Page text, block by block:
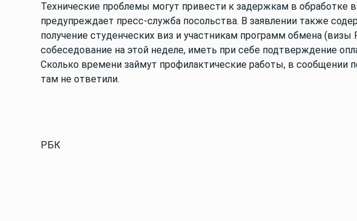
Технические проблемы могут привести к задержкам в обработке
предупреждает пресс-служба посольства. В заявлении также
получение студенческих виз и участникам программ обмена (визы
собеседование на этой неделе, иметь при себе подтверждение
Сколько времени займут профилактические работы, в сообщении
там не ответили.
РБК